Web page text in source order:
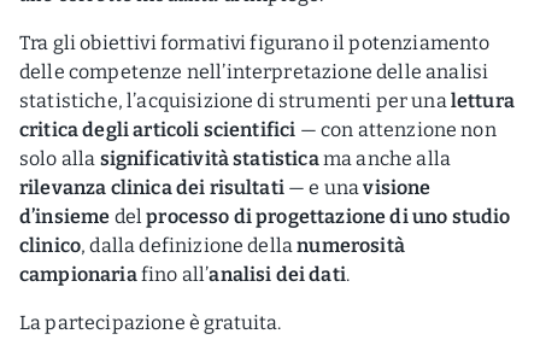
Tra gli obiettivi formativi figurano il potenziamento
delle competenze nell’interpretazione delle analisi
statistiche, l’acquisizione di strumenti per una lettura
critica degli articoli scientifici — con attenzione non
solo alla significatività statistica ma anche alla
rilevanza clinica dei risultati — e unavisione
d’insieme delprocesso di progettazione di uno studio
clinico, dalla definizione dellanumerosità
campionaria fino all’analisi dei dati.
La partecipazione è gratuita.